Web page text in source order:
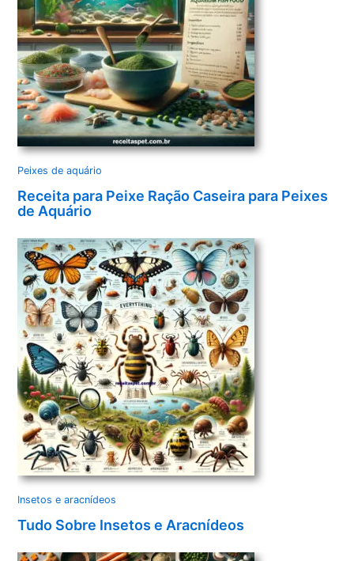
Peixes de aquário
Receita para Peixe Ração Caseira para Peixes
de Aquário
Insetos e aracnídeos
Tudo Sobre Insetos e Aracnídeos